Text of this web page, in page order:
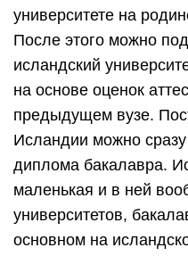
университете на
После этого можно
исландский
на основе оценок
предыдущем вузе.
Исландии можно
диплома бакалавра.
маленькая и в ней
университетов,
основном на